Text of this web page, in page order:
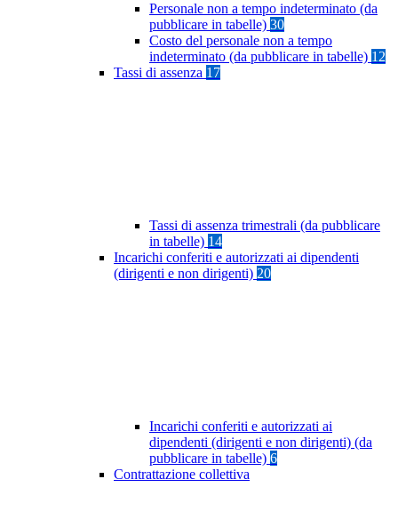
Personale non a tempo indeterminato (da
pubblicare in tabelle) 30
Costo del personale non a tempo
indeterminato (da pubblicare in tabelle) 12
Tassi di assenza 17
Tassi di assenza trimestrali (da pubblicare
in tabelle) 14
Incarichi conferiti e autorizzati ai dipendenti
(dirigenti e non dirigenti) 20
Incarichi conferiti e autorizzati ai
dipendenti (dirigenti e non dirigenti) (da
pubblicare in tabelle) 6
Contrattazione collettiva